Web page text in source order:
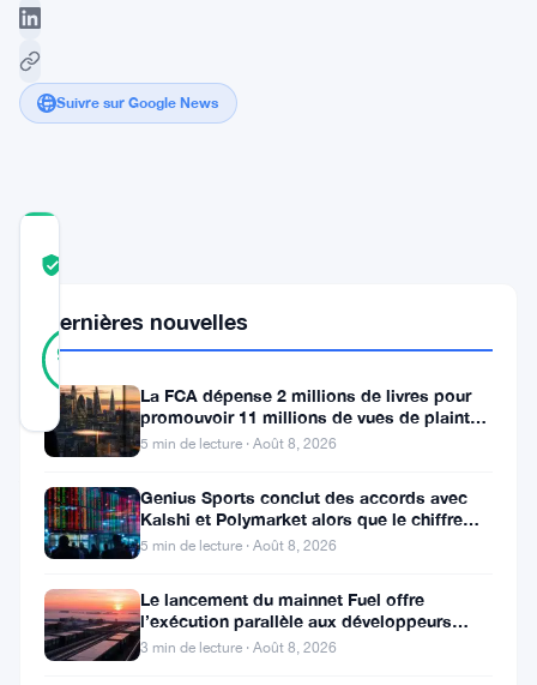
Suivre sur Google News
96
28
votes
Mis à jour 2 ans il y a
AVAX)
montré
des
signes
Dernières nouvelles
La FCA dépense 2 millions de livres pour
promouvoir 11 millions de vues de plaintes
sur le financement
5 min de lecture · Août 8, 2026
Genius Sports conclut des accords avec
Kalshi et Polymarket alors que le chiffre
d’affaires du T2 atteint
5 min de lecture · Août 8, 2026
Le lancement du mainnet Fuel offre
l’exécution parallèle aux développeurs
d’Ethereum
3 min de lecture · Août 8, 2026